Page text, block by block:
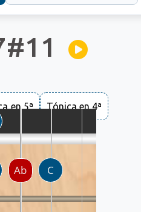
en 5ª Tónica en 4ª